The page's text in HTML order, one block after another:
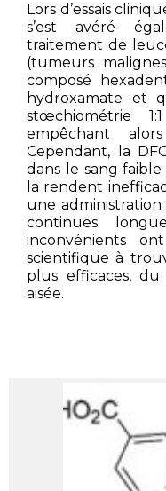
Lors d’essais
s’est avéré
traitement de
(tumeurs
composé
hydroxamate et
stœchiométrie
empêchant
Cependant, la
dans le sang
la rendent
une
continues
inconvénients
scientifique à
plus efficaces, du
aisée.